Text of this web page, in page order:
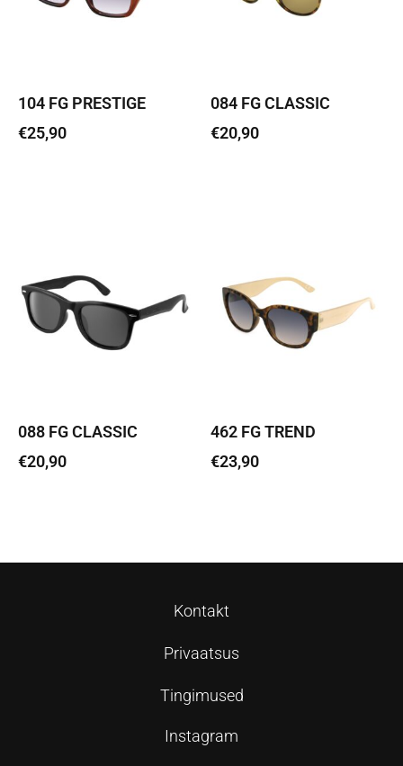
104 FG PRESTIGE
€25,90
084 FG CLASSIC
€20,90
088 FG CLASSIC
€20,90
462 FG TREND
€23,90
Kontakt
Privaatsus
Tingimused
Instagram